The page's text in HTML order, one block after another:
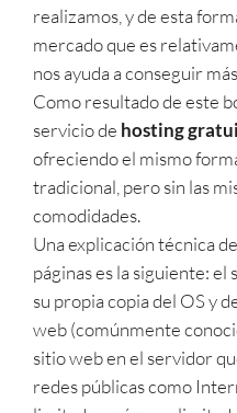
realizamos, y de esta
mercado que es
nos ayuda a conseguir
Como resultado de este
servicio de hosting
ofreciendo el mismo
tradicional, pero sin las
comodidades.
Una explicación técnica
páginas es la siguiente:
su propia copia del OS y
web (comúnmente
sitio web en el servidor
redes públicas como